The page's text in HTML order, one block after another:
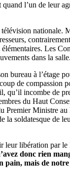
l’un de leur
nationale.
Les
dans la salle.
bureau à
de
incombe de
du Haut
Ministre
soldatesque de
libération par
donc rien
pain, mais de